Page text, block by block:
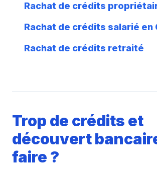
Rachat de crédits
Rachat de crédits salarié en
Rachat de crédits retraité
Trop de crédits et
découvert
faire ?